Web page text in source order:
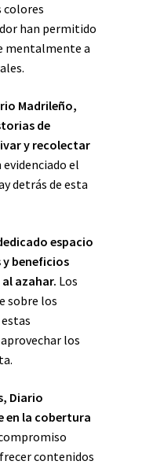
colores
han permitido
mentalmente a
Madrileño,
de
y recolectar
el
detrás de esta
espacio
y beneficios
azahar. Los
sobre los
los
Diario
en la cobertura
contenidos